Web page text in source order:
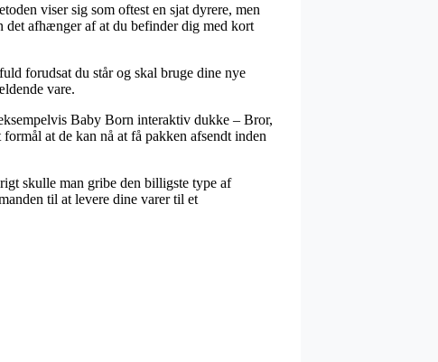
viser sig som oftest en sjat dyrere, men
det afhænger af at du befinder dig med kort
forudsat du står og skal bruge dine nye
vare.
Baby Born interaktiv dukke – Bror,
at de kan nå at få pakken afsendt inden
skulle man gribe den billigste type af
til at levere dine varer til et